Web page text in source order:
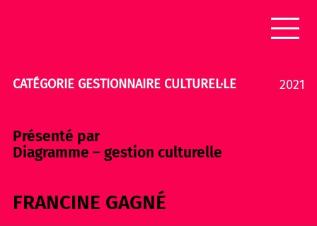
CATÉGORIE GESTIONNAIRE CULTUREL·LE
Présenté par
Diagramme – gestion culturelle
FRANCINE GAGNÉ
2021